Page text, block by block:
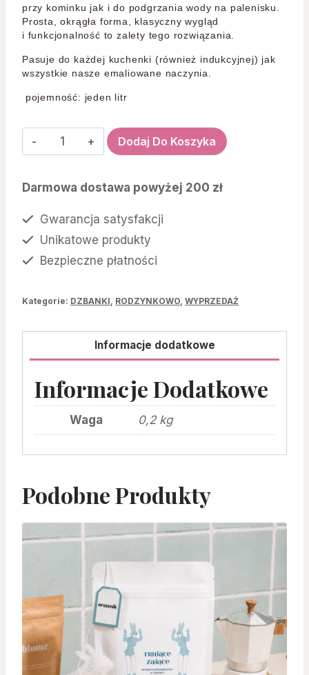
przy kominku jak i do podgrzania wody na palenisku.
Prosta, okrągła forma, klasyczny wygląd
i funkcjonalność to zalety tego rozwiązania.
Pasuje do każdej kuchenki (również indukcyjnej) jak
wszystkie nasze emaliowane naczynia.
pojemność: jeden litr
ilość
Czajnik
1
Dodaj Do Koszyka
Darmowa dostawa powyżej 200 zł
Gwarancja satysfakcji
Unikatowe produkty
Bezpieczne płatności
Kategorie: DZBANKI RODZYNKOWO WYPRZEDAŻ
Informacje dodatkowe
Informacje Dodatkowe
Waga 0,2 kg
Podobne Produkty